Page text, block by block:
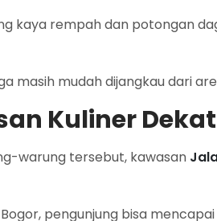
kaya rempah dan potongan
masih mudah dijangkau dari
Kuliner
warung tersebut, kawasan
pengunjung bisa